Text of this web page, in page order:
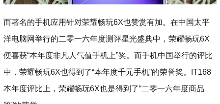
而著名的手机应用针对荣耀畅玩6X也赞赏有加。在中国太平
洋电脑网举行的二零一六年度测评星光盛典中，荣耀畅玩6X
便喜获“本年度非凡人气值手机上”奖。而手机中国举行的评比
中，荣耀畅玩6X也得到了“本年度千元手机”的荣誉奖。IT168
本年度评比上，荣耀畅玩6X也是得到了“二零一六年度商品